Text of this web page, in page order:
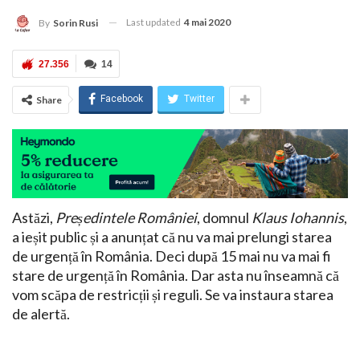
By Sorin Rusi Last updated 4 mai 2020
14
27.356
Share Facebook Twitter
Astăzi, Președintele României, domnul Klaus Iohannis,
a ieșit public și a anunțat că nu va mai prelungi starea
de urgență în România. Deci după 15 mai nu va mai fi
stare de urgență în România. Dar asta nu înseamnă că
vom scăpa de restricții și reguli. Se va instaura starea
de alertă.